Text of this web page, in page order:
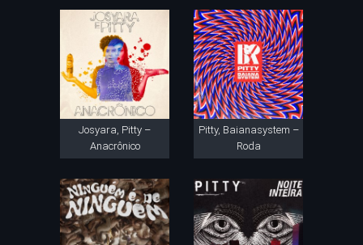
Josyara, Pitty –
Anacrônico
Pitty, Baianasystem –
Roda